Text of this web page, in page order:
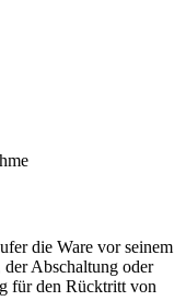
die Ware vor seinem
Abschaltung oder
für den Rücktritt von